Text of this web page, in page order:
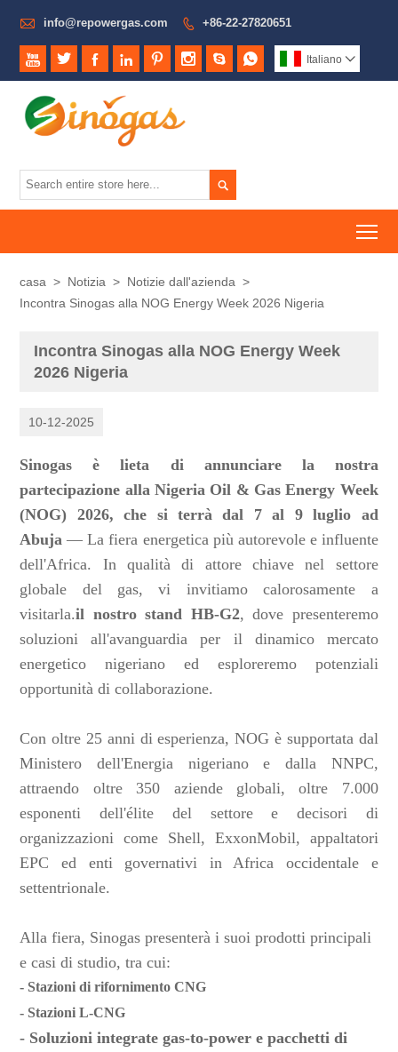
 info@repowergas.com  +86-22-27820651
        Italiano 

casa > Notizia > Notizie dall'azienda >
Incontra Sinogas alla NOG Energy Week 2026 Nigeria
Incontra Sinogas alla NOG Energy Week
2026 Nigeria
10-12-2025
Sinogas è lieta di annunciare la nostra
partecipazione alla Nigeria Oil & Gas Energy Week
(NOG) 2026, che si terrà dal 7 al 9 luglio ad
Abuja— La fiera energetica più autorevole e influente
dell'Africa. In qualità di attore chiave nel settore
globale del gas, vi invitiamo calorosamente a
visitarla.il nostro stand HB-G2, dove presenteremo
soluzioni all'avanguardia per il dinamico mercato
energetico nigeriano ed esploreremo potenziali
opportunità di collaborazione.
Con oltre 25 anni di esperienza, NOG è supportata dal
Ministero dell'Energia nigeriano e dalla NNPC,
attraendo oltre 350 aziende globali, oltre 7.000
esponenti dell'élite del settore e decisori di
organizzazioni come Shell, ExxonMobil, appaltatori
EPC ed enti governativi in ​​Africa occidentale e
settentrionale.
Alla fiera, Sinogas presenterà i suoi prodotti principali
e casi di studio, tra cui:
- Stazioni di rifornimento CNG
- Stazioni L-CNG
- Soluzioni integrate gas-to-power e pacchetti di